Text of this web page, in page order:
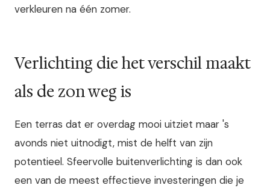
verkleuren na één zomer.
Verlichting die het verschil maakt
als de zon weg is
Een terras dat er overdag mooi uitziet maar 's
avonds niet uitnodigt, mist de helft van zijn
potentieel. Sfeervolle buitenverlichting is dan ook
een van de meest effectieve investeringen die je